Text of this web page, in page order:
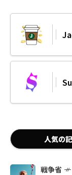
人気の
戦争省